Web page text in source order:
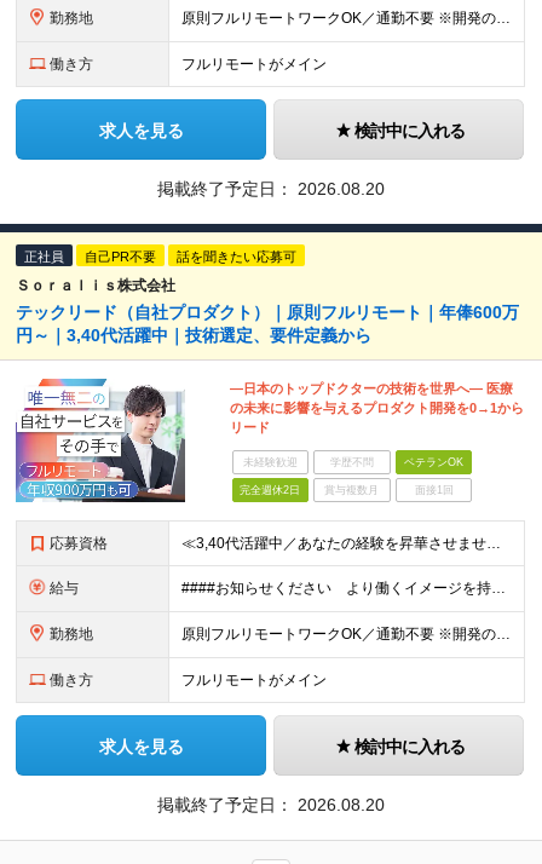
勤務地 原則フルリモートワークOK／通勤不要 ※開発の熱量を共有するため、出社できる範囲にお住まいの方を想定。 ◆オフィス 東京都港区高輪3丁目25-29 Ave.Takanawa 5階エキスパートオフィス
働き方 フルリモートがメイン
求人を見る 検討中に入れる
掲載終了予定日： 2026.08.20
正社員 自己PR不要 話を聞きたい応募可
Ｓｏｒａｌｉｓ株式会社
テックリード（自社プロダクト）｜原則フルリモート｜年俸600万
円～｜3,40代活躍中｜技術選定、要件定義から
―日本のトップドクターの技術を世界へ― 医療
の未来に影響を与えるプロダクト開発を0→1から
リード
未経験歓迎 学歴不問 ベテランOK
完全週休2日 賞与複数月 面接1回
応募資格 ≪3,40代活躍中／あなたの経験を昇華させませんか？≫ ◆Webアプリケーションの開発経験をお持ちの方（年数不問） ◆大卒以上 ◆英語での日常会話ができる方 ★求める人物像 ・指示待ちではなく、0→
給与 ####お知らせください より働くイメージを持てるよう、給与の書き分けは可能でしょうか。 （例） ・開発経験5年の方 年俸●●万円 ・要件定義、詳細設計の経験が5年以上の方 年俸●●万円 など 年
勤務地 原則フルリモートワークOK／通勤不要 ※開発の熱量を共有するため、出社できる範囲にお住まいの方を想定。 ※年2～3回の海外出張あり。 ◆オフィス 東京都港区高輪3丁目25-29 Ave.Takan
働き方 フルリモートがメイン
求人を見る 検討中に入れる
掲載終了予定日： 2026.08.20